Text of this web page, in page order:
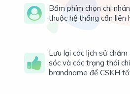
Bấm phím chọn chi
thuộc hệ thống cần liên
Lưu lại các lịch sử
sóc và các trạng thái
brandname để CSKH